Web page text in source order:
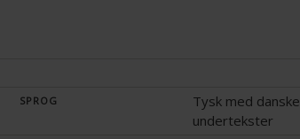
SPROG
Tysk med danske
undertekster